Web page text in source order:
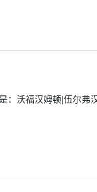
：沃福汉姆顿|伍尔弗